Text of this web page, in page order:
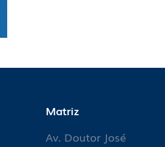
Matriz
Av. Doutor José